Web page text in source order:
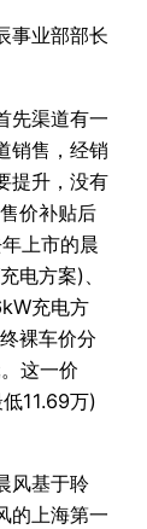
事业部部长
先渠道有一
销售，经销
提升，没有
价补贴后
上市的晨
电方案)、
充电方
裸车价分
这一价
11.69万)
风基于聆
的上海第一